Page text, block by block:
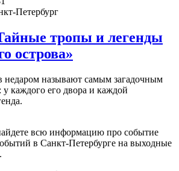
Петербург
тропы и легенды
острова»
недаром называют самым загадочным
каждого его двора и каждой
всю информацию про событие
в Санкт-Петербурге на выходные